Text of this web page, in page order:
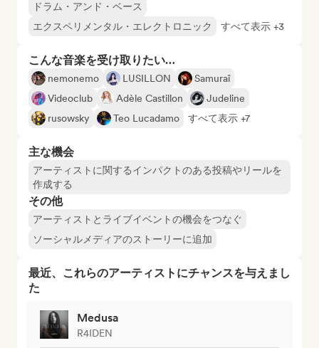
ドラム・アンド・ベース
エクスペリメンタル・エレクトロニック
すべて表示 +3
こんな音楽を受け取りたい…
nemonemo LUSILLON
Samuraï
Videoclub
Adèle Castillon
Judeline
rusowsky
Teo Lucadamo すべて表示 +7
主な機会
アーティストに関するインパクトのある投稿やリールを
作成する
その他
アーティストとライブイベントの機会をつなぐ
ソーシャルメディアのストーリーに追加
最近、これらのアーティストにチャンスを与えまし
た
Medusa
R4IDEN